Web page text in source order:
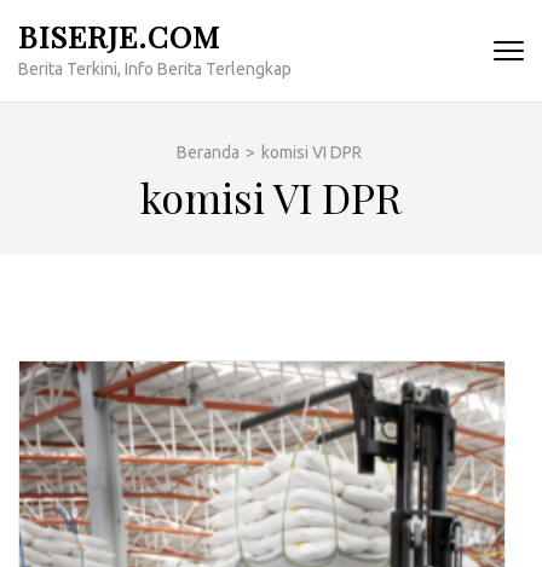
konten
BISERJE.COM
Berita Terkini, Info Berita Terlengkap
Beranda > komisi VI DPR
komisi VI DPR